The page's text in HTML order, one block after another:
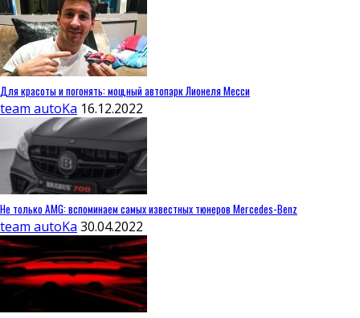
Для красоты и погонять: мощный автопарк Лионеля Месси
team autoKa 16.12.2022
Не только AMG: вспоминаем самых известных тюнеров Mercedes-Benz
team autoKa 30.04.2022